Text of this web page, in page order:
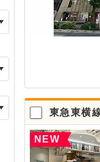
東急東横
NEW